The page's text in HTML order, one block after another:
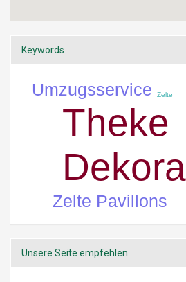
Keywords
Theke
Zelte Pavillons
Umzugsservice Zelte
Unsere Seite empfehlen